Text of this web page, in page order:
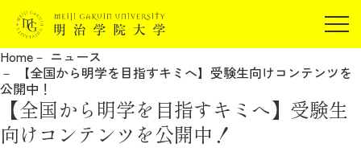
在学生の方
保証人の方
企業・研究者の方
JP EN
Home
ニュース
【全国から明学を目指すキミへ】受験生向けコンテンツを
公開中！
【全国から明学を目指すキミへ】受験生
向けコンテンツを公開中！